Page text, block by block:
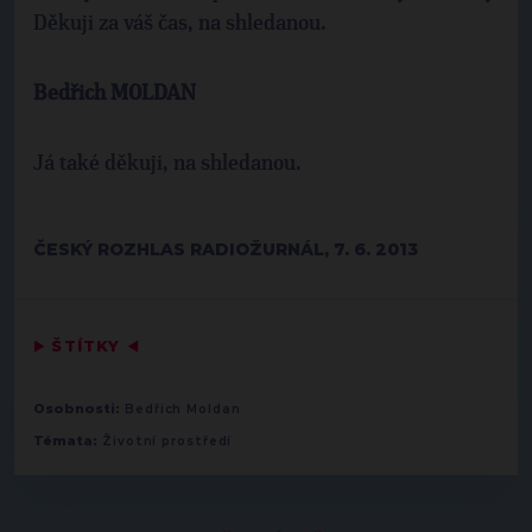
Děkuji za váš čas, na shledanou.
Bedřich MOLDAN
Já také děkuji, na shledanou.
ČESKÝ ROZHLAS RADIOŽURNÁL, 7. 6. 2013
▶ ŠTÍTKY ◀
Osobnosti: Bedřich Moldan
Témata: Životní prostředí